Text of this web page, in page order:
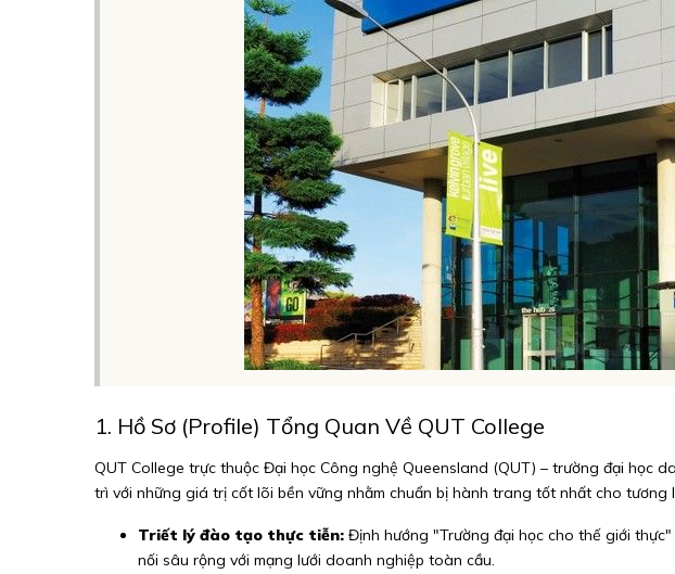
1. Hồ Sơ (Profile) Tổng Quan Về QUT College
QUT College trực thuộc Đại học Công nghệ Queensland (QUT) – trường đại học
trì với những giá trị cốt lõi bền vững nhằm chuẩn bị hành trang tốt nhất cho tương
Triết lý đào tạo thực tiễn: Định hướng "Trường đại học cho thế giới
nối sâu rộng với mạng lưới doanh nghiệp toàn cầu.